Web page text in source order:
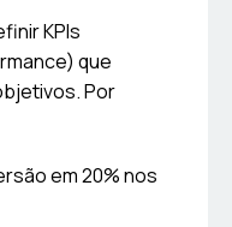
KPIs
que
Por
em 20% nos